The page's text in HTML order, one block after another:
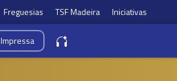
Freguesias TSF Madeira Iniciativas
Impressa